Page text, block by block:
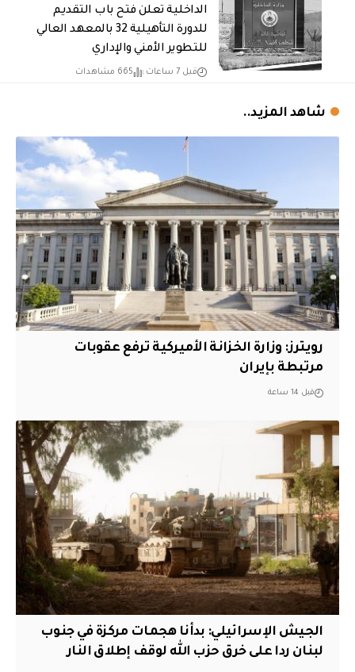
الداخلية تعلن فتح باب التقديم
للدورة التأهيلية 32 بالمعهد العالي
للتطوير الأمني والإداري
قبل 7 ساعات 665 مشاهدات
شاهد المزيد..
‏رويترز: وزارة الخزانة الأميركية ترفع عقوبات
مرتبطة بإيران
قبل 14 ساعة
الجيش الإسرائيلي: بدأنا هجمات مركزة في جنوب
لبنان ردا على خرق حزب الله لوقف إطلاق النار